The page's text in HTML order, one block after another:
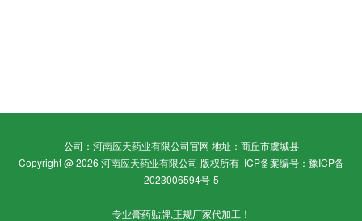
公司：河南应天药业有限公司官网 地址：商丘市虞城县
Copyright @ 2026 河南应天药业有限公司 版权所有 ICP备案编号：豫ICP备
2023006594号-5
专业膏药贴牌,正规厂家代加工！